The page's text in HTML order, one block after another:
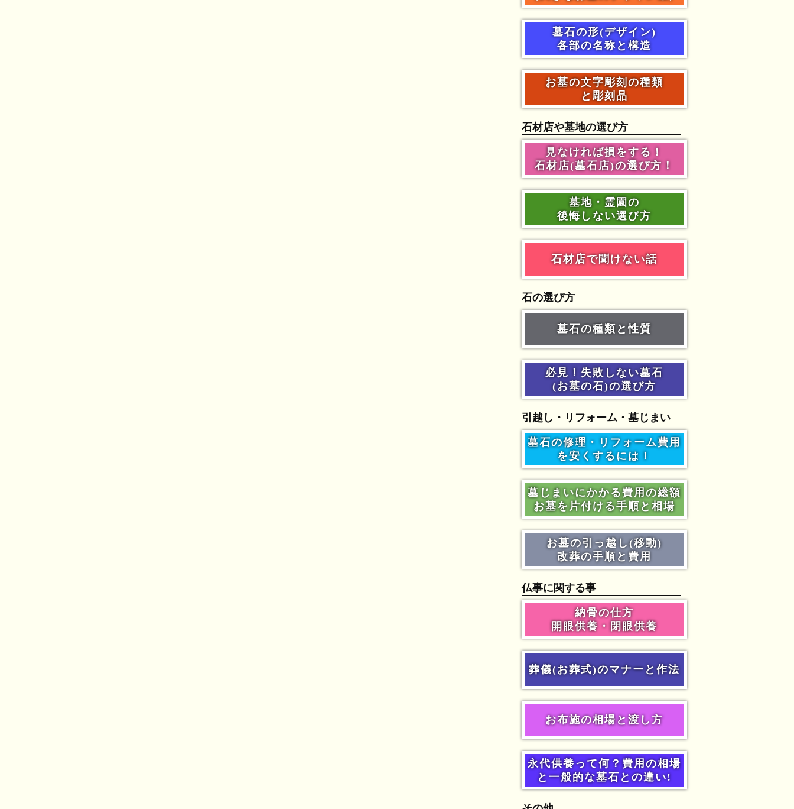
墓石の形(デザイン)
各部の名称と構造
お墓の文字彫刻の種類
と彫刻品
石材店や墓地の選び方
見なければ損をする！
石材店(墓石店)の選び方！
墓地・霊園の
後悔しない選び方
石材店で聞けない話
石の選び方
墓石の種類と性質
必見！失敗しない墓石
(お墓の石)の選び方
引越し・リフォーム・墓じまい
墓石の修理・リフォーム費用
を安くするには！
墓じまいにかかる費用の総額
お墓を片付ける手順と相場
お墓の引っ越し(移動)
改葬の手順と費用
仏事に関する事
納骨の仕方
開眼供養・閉眼供養
葬儀(お葬式)のマナーと作法
お布施の相場と渡し方
永代供養って何？費用の相場
と一般的な墓石との違い!